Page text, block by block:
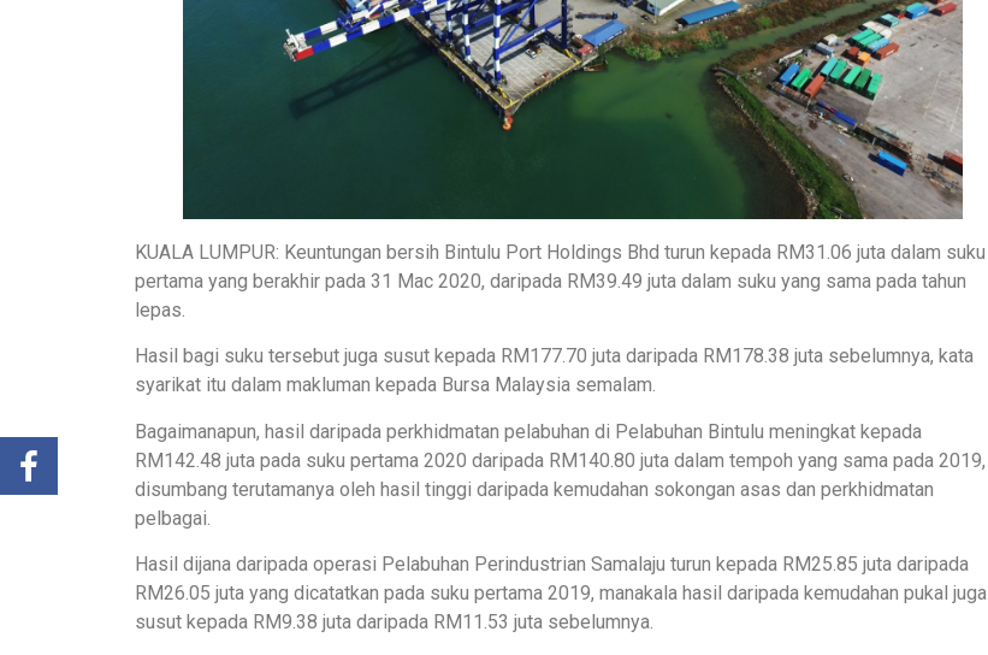
KUALA LUMPUR: Keuntungan bersih Bintulu Port Holdings Bhd turun kepada RM31.06 juta dalam suku
pertama yang berakhir pada 31 Mac 2020, daripada RM39.49 juta dalam suku yang sama pada tahun
lepas.
Hasil bagi suku tersebut juga susut kepada RM177.70 juta daripada RM178.38 juta sebelumnya, kata
syarikat itu dalam makluman kepada Bursa Malaysia semalam.
Bagaimanapun, hasil daripada perkhidmatan pelabuhan di Pelabuhan Bintulu meningkat kepada
RM142.48 juta pada suku pertama 2020 daripada RM140.80 juta dalam tempoh yang sama pada 2019,
disumbang terutamanya oleh hasil tinggi daripada kemudahan sokongan asas dan perkhidmatan
pelbagai.
Hasil dijana daripada operasi Pelabuhan Perindustrian Samalaju turun kepada RM25.85 juta daripada
RM26.05 juta yang dicatatkan pada suku pertama 2019, manakala hasil daripada kemudahan pukal juga
susut kepada RM9.38 juta daripada RM11.53 juta sebelumnya.